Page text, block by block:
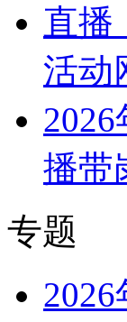
直播
活动
播带
专题